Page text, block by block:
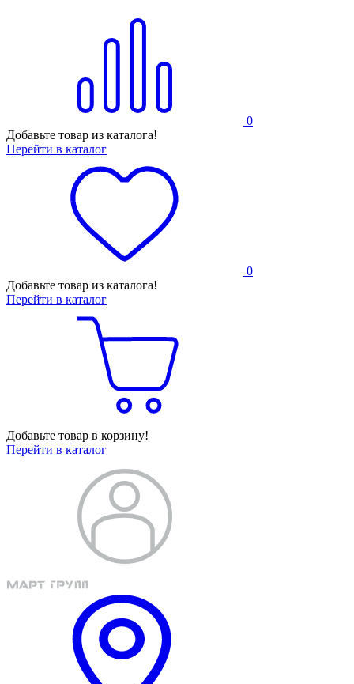
0
Добавьте товар из каталога!
Перейти в каталог
0
Добавьте товар из каталога!
Перейти в каталог
Добавьте товар в корзину!
Перейти в каталог